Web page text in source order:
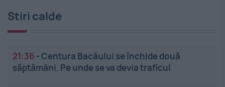
Stiri calde
21:36 -Centura Bacăului se închide două
săptămâni. Pe unde se va devia traficul